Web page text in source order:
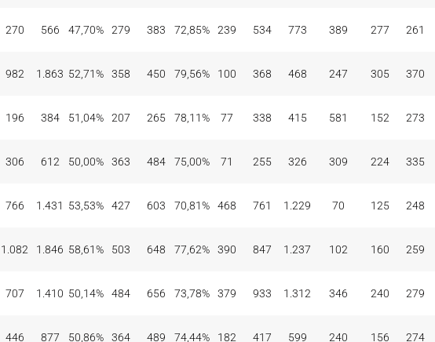
270 566 47,70% 279 383 72,85% 239 534 773 389 277 261
982 1.863 52,71% 358 450 79,56% 100 368 468 247 305 370
196 384 51,04% 207 265 78,11% 77 338 415 581 152 273
306 612 50,00% 363 484 75,00% 71 255 326 309 224 335
766 1.431 53,53% 427 603 70,81% 468 761 1.229 70 125 248
1.082 1.846 58,61% 503 648 77,62% 390 847 1.237 102 160 259
707 1.410 50,14% 484 656 73,78% 379 933 1.312 346 240 279
446 877 50,86% 364 489 74,44% 182 417 599 240 156 274